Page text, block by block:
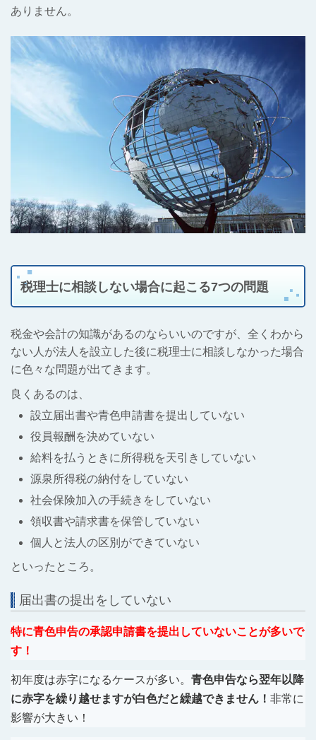
ありません。
税理士に相談しない場合に起こる7つの問題
税金や会計の知識があるのならいいのですが、全くわから
ない人が法人を設立した後に税理士に相談しなかった場合
に色々な問題が出てきます。
良くあるのは、
設立届出書や青色申請書を提出していない
役員報酬を決めていない
給料を払うときに所得税を天引きしていない
源泉所得税の納付をしていない
社会保険加入の手続きをしていない
領収書や請求書を保管していない
個人と法人の区別ができていない
といったところ。
届出書の提出をしていない
特に青色申告の承認申請書を提出していないことが多いで
す！
初年度は赤字になるケースが多い。 青色申告なら翌年以降
に赤字を繰り越せますが白色だと繰越できません！ 非常に
影響が大きい！